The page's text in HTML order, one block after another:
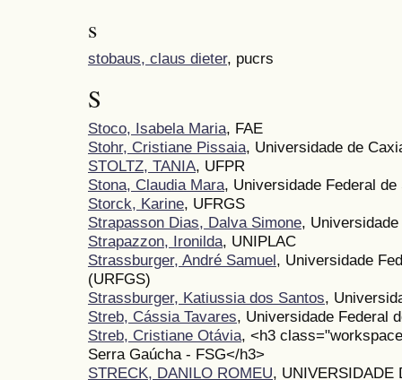
s
stobaus, claus dieter, pucrs
S
Stoco, Isabela Maria, FAE
Stohr, Cristiane Pissaia, Universidade de
STOLTZ, TANIA, UFPR
Stona, Claudia Mara, Universidade Federal de
Storck, Karine, UFRGS
Strapasson Dias, Dalva Simone,
Strapazzon, Ironilda, UNIPLAC
Strassburger, André Samuel, Universidade
(URFGS)
Strassburger, Katiussia dos Santos,
Streb, Cássia Tavares, Universidade Federal
Streb, Cristiane Otávia, <h3
Serra Gaúcha - FSG</h3>
STRECK, DANILO ROMEU, UNIVERSIDADE